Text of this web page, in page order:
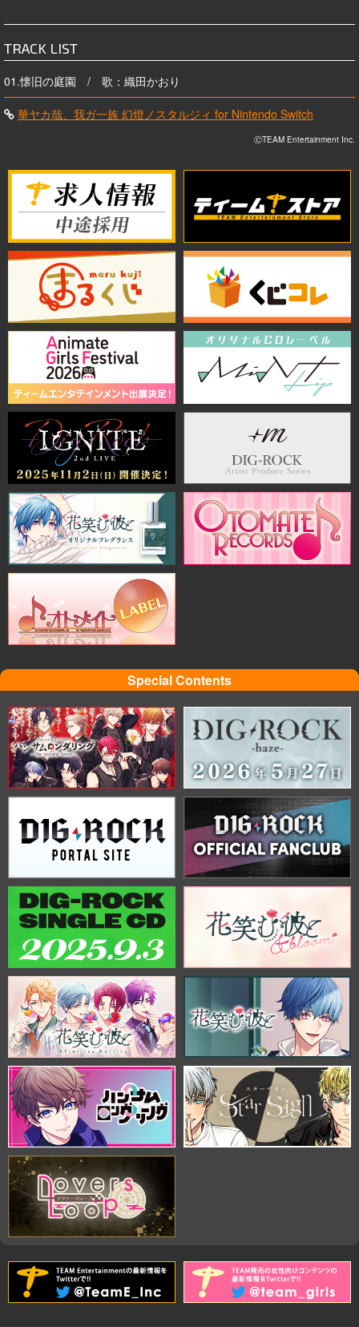
TRACK LIST
01.懐旧の庭園 / 歌：織田かおり
華ヤカ哉、我ガ一族 幻燈ノスタルジィ for Nintendo Switch
ⒸTEAM Entertainment Inc.
Special Contents